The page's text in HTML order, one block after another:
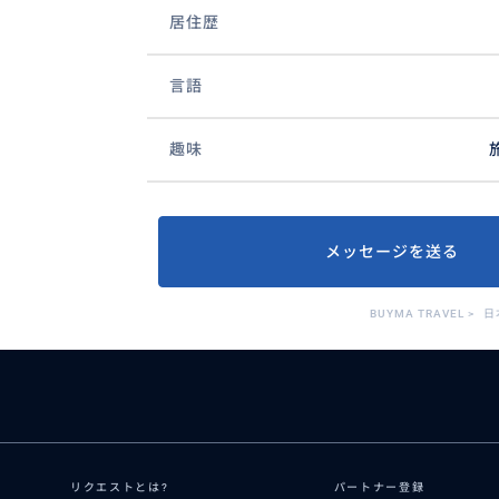
居住歴
言語
趣味
メッセージを送る
BUYMA TRAVEL >
リクエストとは? パートナー登録